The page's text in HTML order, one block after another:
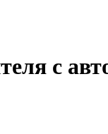
с